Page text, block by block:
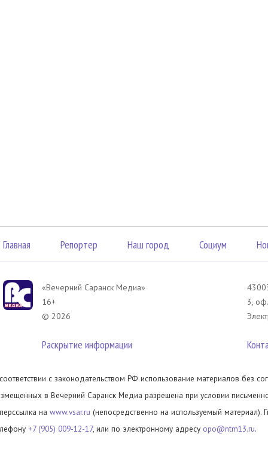
Главная Репортер Наш город Социум
«Вечерний Саранск Mедиа»
16+
© 2026
Раскрытие информации
3,
с законодательством РФ использование материалов без
в Вечерний Саранск Медиа разрешена при условии
на www.vsar.ru (непосредственно на используемый материал).
+7 (905) 009-12-17, или по электронному адресу opo@ntm13.ru.